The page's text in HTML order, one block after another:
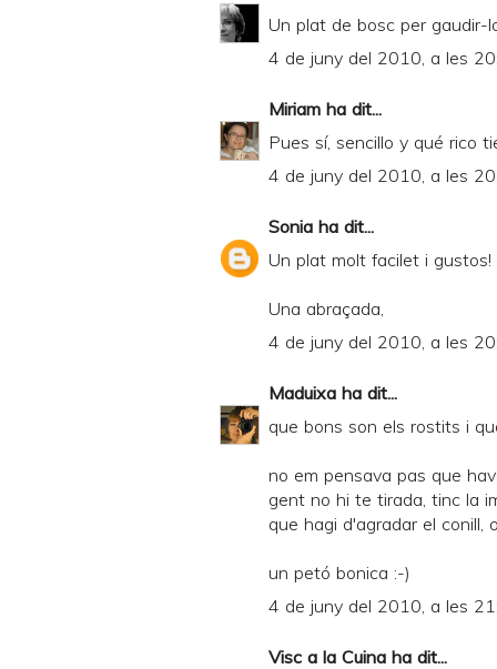
Un plat de bosc per gaudir-
4 de juny del 2010, a les
Miriam ha dit...
Pues sí, sencillo y qué rico
4 de juny del 2010, a les
Sonia ha dit...
Un plat molt facilet i gustos!
Una abraçada,
4 de juny del 2010, a les
Maduixa ha dit...
que bons son els rostits i
no em pensava pas que
gent no hi te tirada, tinc la
que hagi d'agradar el conill,
un petó bonica :-)
4 de juny del 2010, a les
Visc a la Cuina ha dit...